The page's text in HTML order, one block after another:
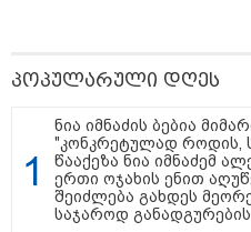
წერია
პოპულარული დღეს
ნია იმნაძის ბებია
"კონკრეტულად როდის,
წააქეზა ნია იმნაძემ
ერთი ოჯახის ენით
შეიძლება გახდეს
საჯაროდ